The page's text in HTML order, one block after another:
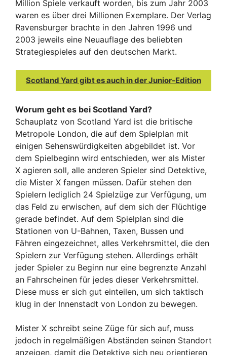
Million Spiele verkauft worden, bis zum Jahr 2003
waren es über drei Millionen Exemplare. Der Verlag
Ravensburger brachte in den Jahren 1996 und
2003 jeweils eine Neuauflage des beliebten
Strategiespieles auf den deutschen Markt.
Scotland Yard gibt es auch in der Junior-Edition
Worum geht es bei Scotland Yard?
Schauplatz von Scotland Yard ist die britische
Metropole London, die auf dem Spielplan mit
einigen Sehenswürdigkeiten abgebildet ist. Vor
dem Spielbeginn wird entschieden, wer als Mister
X agieren soll, alle anderen Spieler sind Detektive,
die Mister X fangen müssen. Dafür stehen den
Spielern lediglich 24 Spielzüge zur Verfügung, um
das Feld zu erwischen, auf dem sich der Flüchtige
gerade befindet. Auf dem Spielplan sind die
Stationen von U-Bahnen, Taxen, Bussen und
Fähren eingezeichnet, alles Verkehrsmittel, die den
Spielern zur Verfügung stehen. Allerdings erhält
jeder Spieler zu Beginn nur eine begrenzte Anzahl
an Fahrscheinen für jedes dieser Verkehrsmittel.
Diese muss er sich gut einteilen, um sich taktisch
klug in der Innenstadt von London zu bewegen.
Mister X schreibt seine Züge für sich auf, muss
jedoch in regelmäßigen Abständen seinen Standort
anzeigen, damit die Detektive sich neu orientieren